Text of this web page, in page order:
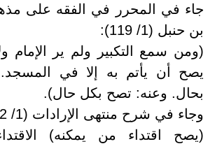
جاء في المحرر في الفقه على
بن حنبل (1/ 119):
(ومن سمع التكبير ولم ير الإمام
يصح أن يأتم به إلا في
بحال. وعنه: تصح بكل حال).
وجاء في شرح منتهى الإرادات (1/ 282):
(يصح اقتداء من يمكنه)